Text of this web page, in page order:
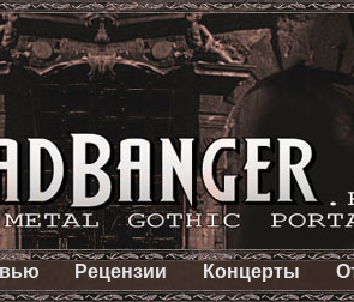
Рецензии Концерты